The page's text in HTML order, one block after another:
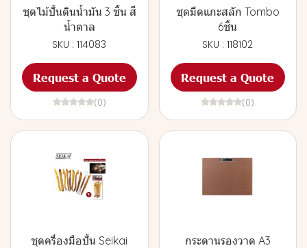
ชุดไม้ปั้นดินน้ำมัน 3 ชิ้น สี
น้ำตาล
SKU : 114083
Request a Quote
(0)
ชุดมีดแกะสลัก Tombo
6ชิ้น
SKU : 118102
Request a Quote
(0)
ชุดครื่องมือปั้น Seikai
กระดานรองวาด A3